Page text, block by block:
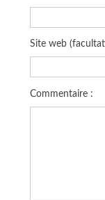
Site web
Commentaire :